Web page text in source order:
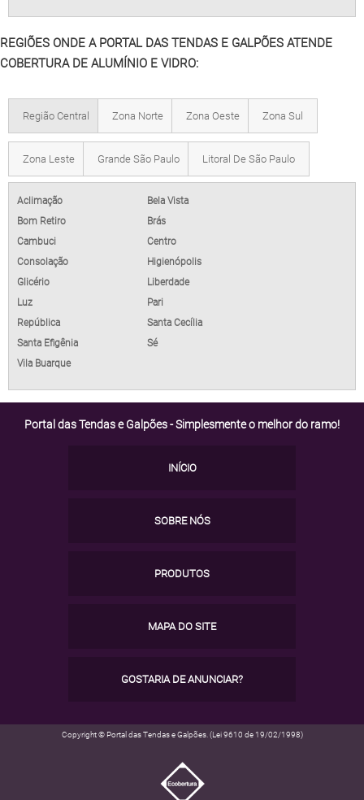
REGIÕES ONDE A PORTAL DAS TENDAS E GALPÕES ATENDE
COBERTURA DE ALUMÍNIO E VIDRO:
Região Central Zona Norte Zona Oeste Zona Sul
Zona Leste Grande São Paulo Litoral De São Paulo
Aclimação
Bela Vista
Bom Retiro
Brás
Cambuci
Centro
Consolação
Higienópolis
Glicério
Liberdade
Luz
Pari
República
Santa Cecília
Santa Efigênia
Sé
Vila Buarque
Portal das Tendas e Galpões - Simplesmente o melhor do ramo!
INÍCIO
SOBRE NÓS
PRODUTOS
MAPA DO SITE
GOSTARIA DE ANUNCIAR?
Copyright © Portal das Tendas e Galpões. (Lei 9610 de 19/02/1998)